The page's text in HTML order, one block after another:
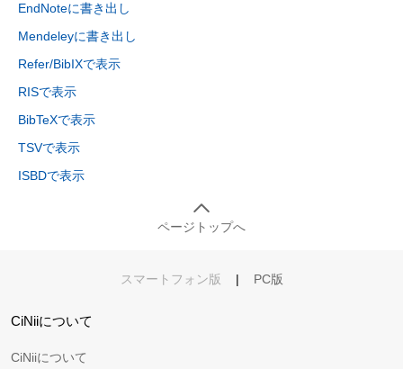
EndNoteに書き出し
Mendeleyに書き出し
Refer/BibIXで表示
RISで表示
BibTeXで表示
TSVで表示
ISBDで表示
ページトップへ
スマートフォン版 | PC版
CiNiiについて
CiNiiについて